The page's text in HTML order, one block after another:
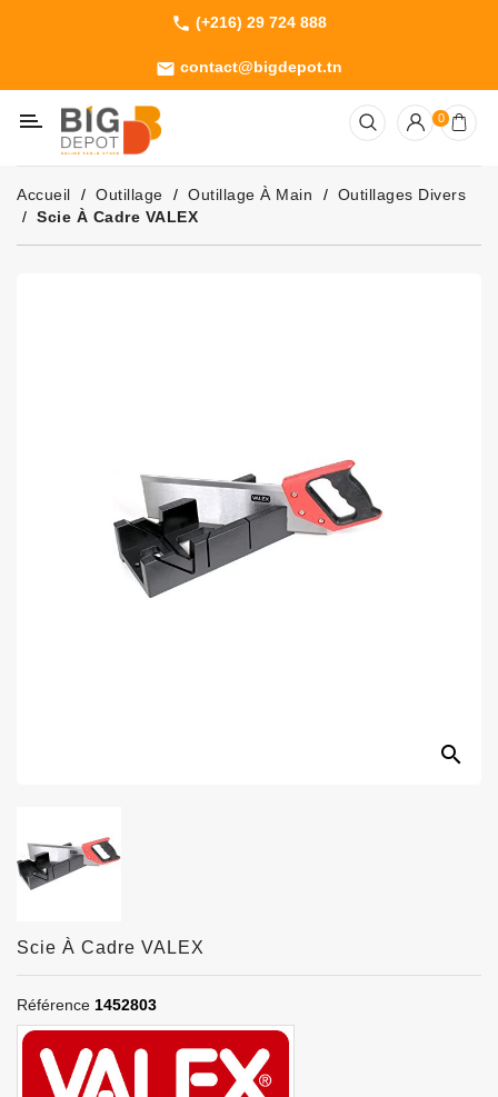
phone (+216) 29 724 888
email contact@bigdepot.tn
Machines
Outillage
Jardinage
Consommables
0
Accueil Outillage Outillage À Main
Outillages Divers
Scie À Cadre VALEX
search
Scie À Cadre VALEX
Référence 1452803